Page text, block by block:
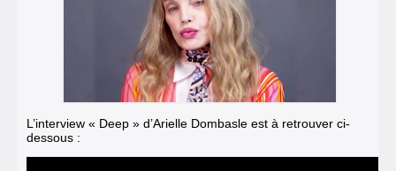
L’interview « Deep » d’Arielle Dombasle est à retrouver ci-
dessous :